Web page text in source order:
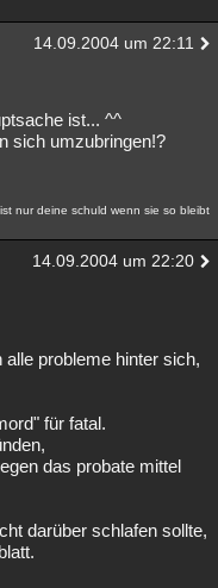
14.09.2004 um 22:11
ist... ^^
sich umzubringen!?
nur deine schuld wenn sie so bleibt
14.09.2004 um 22:20
probleme hinter sich,
für fatal.
das probate mittel
darüber schlafen sollte,